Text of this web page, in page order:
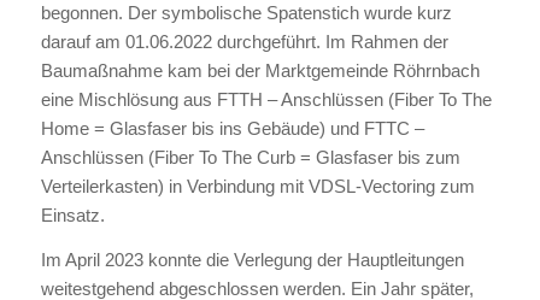
begonnen. Der symbolische Spatenstich wurde kurz
darauf am 01.06.2022 durchgeführt. Im Rahmen der
Baumaßnahme kam bei der Marktgemeinde Röhrnbach
eine Mischlösung aus FTTH – Anschlüssen (Fiber To The
Home = Glasfaser bis ins Gebäude) und FTTC –
Anschlüssen (Fiber To The Curb = Glasfaser bis zum
Verteilerkasten) in Verbindung mit VDSL-Vectoring zum
Einsatz.
Im April 2023 konnte die Verlegung der Hauptleitungen
weitestgehend abgeschlossen werden. Ein Jahr später,